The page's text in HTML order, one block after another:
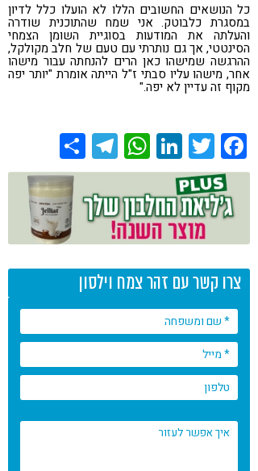
כל הנושאים החשובים הללו לא הועלו כלל לדיון
במסגרת כלבוטק. אני שמח שהתוכנית שודרה
והעלתה את המודעות בסוגיית השומן הצמחי
הסינטטי, אך גם נותרתי עם טעם של חלב מקולקל,
ההרגשה שמישהו כאן הרים להנחתה עבור מישהו
אחר, מישהו עליו סבתי ז"ל הייתה אומרת "יותר יפה
מקוף זה עדיין לא יפה."
Facebook
Twitter
LinkedIn
WhatsApp
Telegram
צרו קשר עם זהר צמח וילסון